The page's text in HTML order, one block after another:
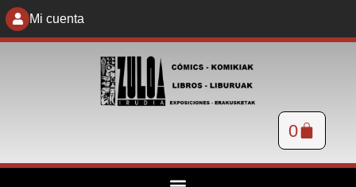
Mi cuenta
0